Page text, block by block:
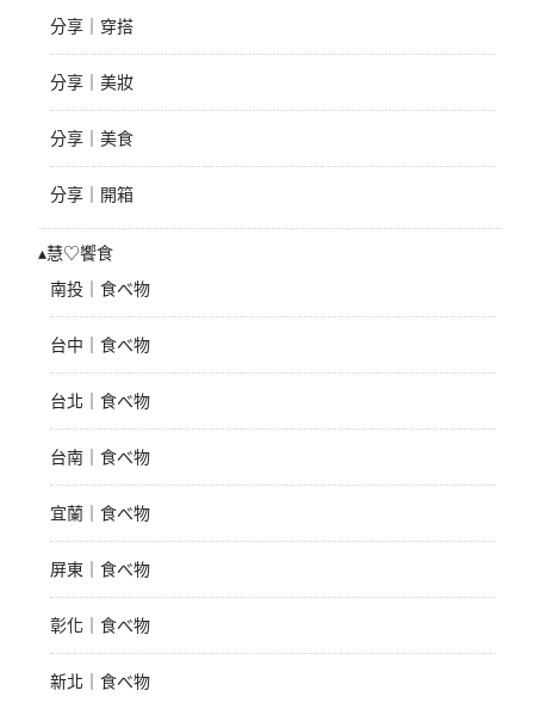
分享｜穿搭
分享｜美妝
分享｜美食
分享｜開箱
▴慧♡饗食
南投｜食べ物
台中｜食べ物
台北｜食べ物
台南｜食べ物
宜蘭｜食べ物
屏東｜食べ物
彰化｜食べ物
新北｜食べ物